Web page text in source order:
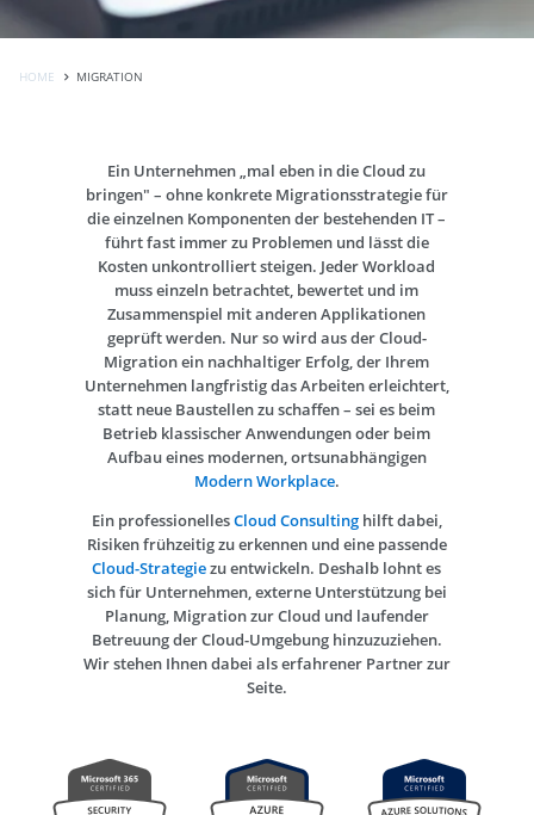
HOME MIGRATION
Ein Unternehmen „mal eben in die Cloud zu
bringen" – ohne konkrete Migrationsstrategie für
die einzelnen Komponenten der bestehenden IT –
führt fast immer zu Problemen und lässt die
Kosten unkontrolliert steigen. Jeder Workload
muss einzeln betrachtet, bewertet und im
Zusammenspiel mit anderen Applikationen
geprüft werden. Nur so wird aus der Cloud-
Migration ein nachhaltiger Erfolg, der Ihrem
Unternehmen langfristig das Arbeiten erleichtert,
statt neue Baustellen zu schaffen – sei es beim
Betrieb klassischer Anwendungen oder beim
Aufbau eines modernen, ortsunabhängigen
Modern Workplace.
Ein professionellesCloud Consultinghilft dabei,
Risiken frühzeitig zu erkennen und eine passende
Cloud-Strategiezu entwickeln. Deshalb lohnt es
sich für Unternehmen, externe Unterstützung bei
Planung, Migration zur Cloud und laufender
Betreuung der Cloud-Umgebung hinzuzuziehen.
Wir stehen Ihnen dabei als erfahrener Partner zur
Seite.